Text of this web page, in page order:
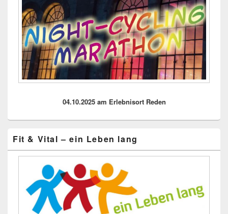
04.10.2025 am Erlebnisort Reden
Fit & Vital – ein Leben lang